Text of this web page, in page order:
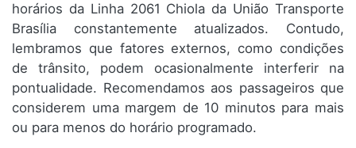
horários da Linha 2061 Chiola da União Transporte
Brasília constantemente atualizados. Contudo,
lembramos que fatores externos, como condições
de trânsito, podem ocasionalmente interferir na
pontualidade. Recomendamos aos passageiros que
considerem uma margem de 10 minutos para mais
ou para menos do horário programado.